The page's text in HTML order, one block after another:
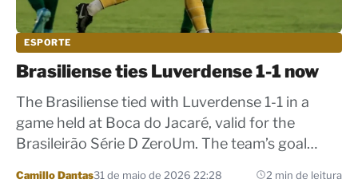
ESPORTE
Brasiliense ties Luverdense 1-1 now
The Brasiliense tied with Luverdense 1-1 in a
game held at Boca do Jacaré, valid for the
Brasileirão Série D ZeroUm. The team’s goal…
Por
Camillo Dantas31 de maio de 2026 22:28 2 min de leitura